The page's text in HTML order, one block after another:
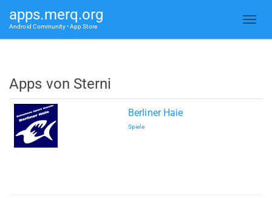
apps.merq.org
Android Community • App Store
Apps von Sterni
Berliner Haie
Spiele